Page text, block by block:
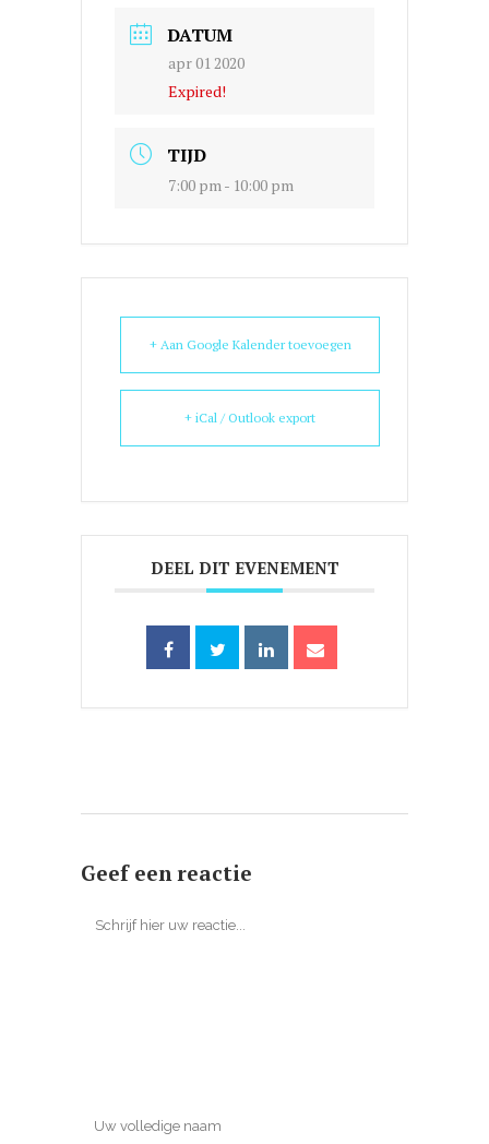
DATUM
apr 01 2020
Expired!
TIJD
7:00 pm - 10:00 pm
+ Aan Google Kalender toevoegen
+ iCal / Outlook export
DEEL DIT EVENEMENT
Geef een reactie